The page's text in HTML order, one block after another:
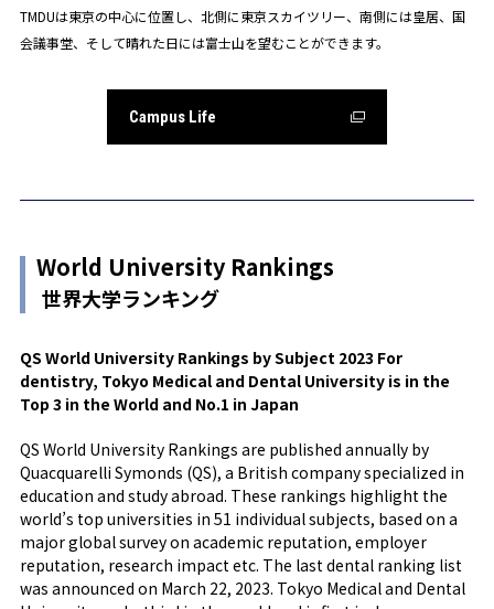
TMDUは東京の中心に位置し、北側に東京スカイツリー、南側には皇居、国
会議事堂、そして晴れた日には富士山を望むことができます。
Campus Life
World University Rankings
世界大学ランキング
QS World University Rankings by Subject 2023 For
dentistry, Tokyo Medical and Dental University is in the
Top 3 in the World and No.1 in Japan
QS World University Rankings are published annually by
Quacquarelli Symonds (QS), a British company specialized in
education and study abroad. These rankings highlight the
world’s top universities in 51 individual subjects, based on a
major global survey on academic reputation, employer
reputation, research impact etc. The last dental ranking list
was announced on March 22, 2023. Tokyo Medical and Dental